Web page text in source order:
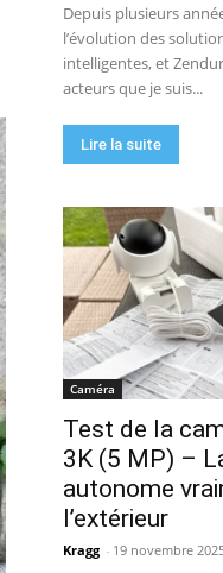
Depuis plusieurs
l’évolution des
intelligentes, et
acteurs que je suis...
Lire la suite
Caméra
Test de la
3K (5 MP) –
autonome
l’extérieur
Kragg - 19 novembre